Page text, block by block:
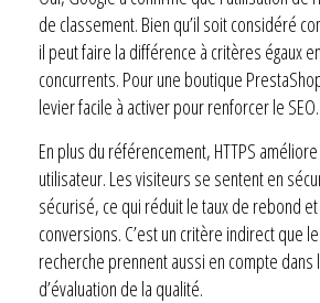
de classement. Bien qu’il soit considéré
il peut faire la différence à critères égaux
concurrents. Pour une boutique
levier facile à activer pour renforcer le SEO.
En plus du référencement, HTTPS
utilisateur. Les visiteurs se sentent en
sécurisé, ce qui réduit le taux de rebond
conversions. C’est un critère indirect que
recherche prennent aussi en compte dans
d’évaluation de la qualité.